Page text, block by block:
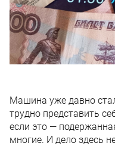
Машина уже давно
трудно представить
если это —
многие. И дело здесь